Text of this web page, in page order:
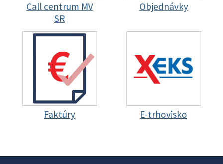
Call centrum MV
SR
Objednávky
Faktúry E-trhovisko